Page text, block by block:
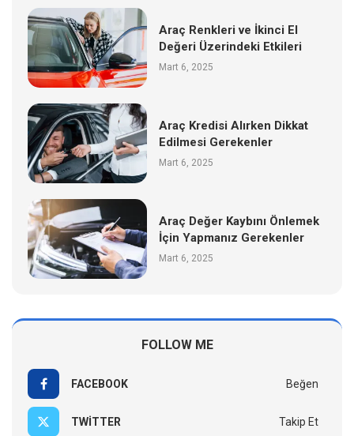
Araç Renkleri ve İkinci El
Değeri Üzerindeki Etkileri
Mart 6, 2025
Araç Kredisi Alırken Dikkat
Edilmesi Gerekenler
Mart 6, 2025
Araç Değer Kaybını Önlemek
İçin Yapmanız Gerekenler
Mart 6, 2025
FOLLOW ME
FACEBOOK Beğen
TWITTER Takip Et